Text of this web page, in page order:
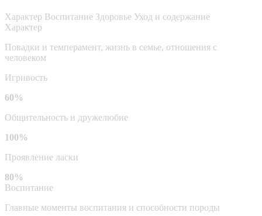
Характер Воспитание Здоровье Уход и содержание
Характер
Повадки и темперамент, жизнь в семье, отношения с
человеком
Игривость
60%
Общительность и дружелюбие
100%
Проявление ласки
80%
Воспитание
Главные моменты воспитания и способности породы